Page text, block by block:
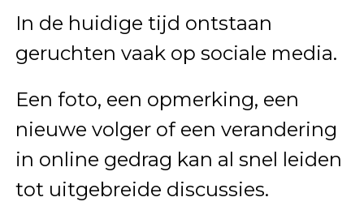
In de huidige tijd ontstaan
geruchten vaak op sociale media.
Een foto, een opmerking, een
nieuwe volger of een verandering
in online gedrag kan al snel leiden
tot uitgebreide discussies.